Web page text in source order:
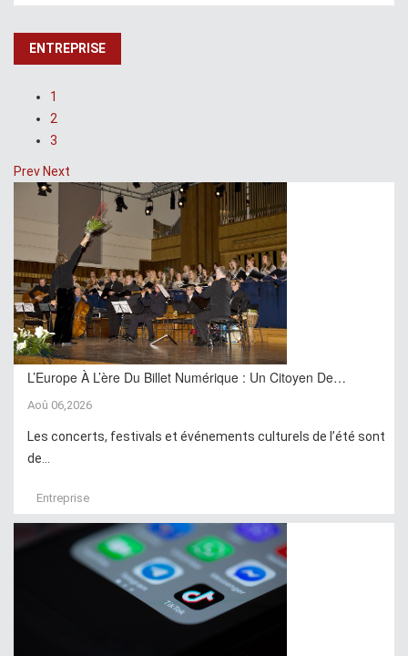
ENTREPRISE
1
2
3
PrevNext
L’Europe À L’ère Du Billet Numérique : Un Citoyen De…
Aoû 06,2026
Les concerts, festivals et événements culturels de l’été sont
de...
Entreprise